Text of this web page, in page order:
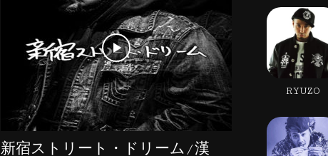
新宿ストリート・ドリーム/漢
RYUZO